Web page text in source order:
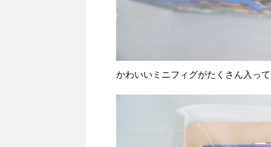
かわいいミニフィグがたくさん入っ